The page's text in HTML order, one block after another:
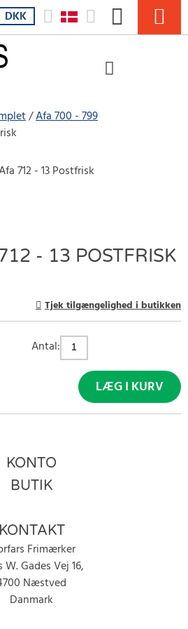
DKK
Afa 700 - 799
- 13 POSTFRISK
Tjek tilgængelighed i butikken
Antal:
LÆG I KURV
KONTO
BUTIK
KONTAKT
Frimærker
W. Gades Vej 16,
Næstved
Danmark